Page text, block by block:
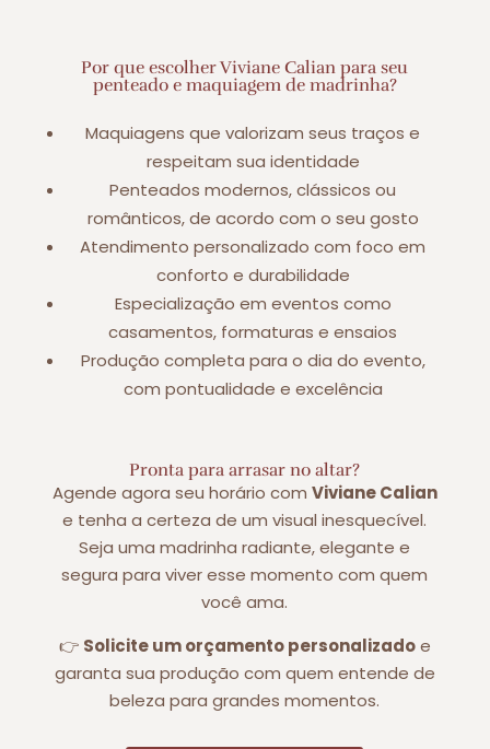
Por que escolher Viviane Calian para seu
penteado e maquiagem de madrinha?
Maquiagens que valorizam seus traços e
respeitam sua identidade
Penteados modernos, clássicos ou
românticos, de acordo com o seu gosto
Atendimento personalizado com foco em
conforto e durabilidade
Especialização em eventos como
casamentos, formaturas e ensaios
Produção completa para o dia do evento,
com pontualidade e excelência
Pronta para arrasar no altar?
Agende agora seu horário com Viviane Calian
e tenha a certeza de um visual inesquecível.
Seja uma madrinha radiante, elegante e
segura para viver esse momento com quem
você ama.
👉 Solicite um orçamento personalizadoe
garanta sua produção com quem entende de
beleza para grandes momentos.